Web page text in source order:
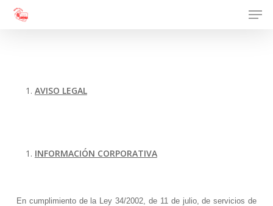
Skip
AVISO LEGAL
INFORMACIÓN CORPORATIVA
En cumplimiento de la Ley 34/2002, de 11 de julio, de servicios de